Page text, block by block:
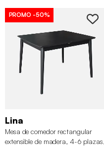
PROMO -50%
Lina
Mesa de comedor rectangular
extensible de madera, 4-6 plazas,